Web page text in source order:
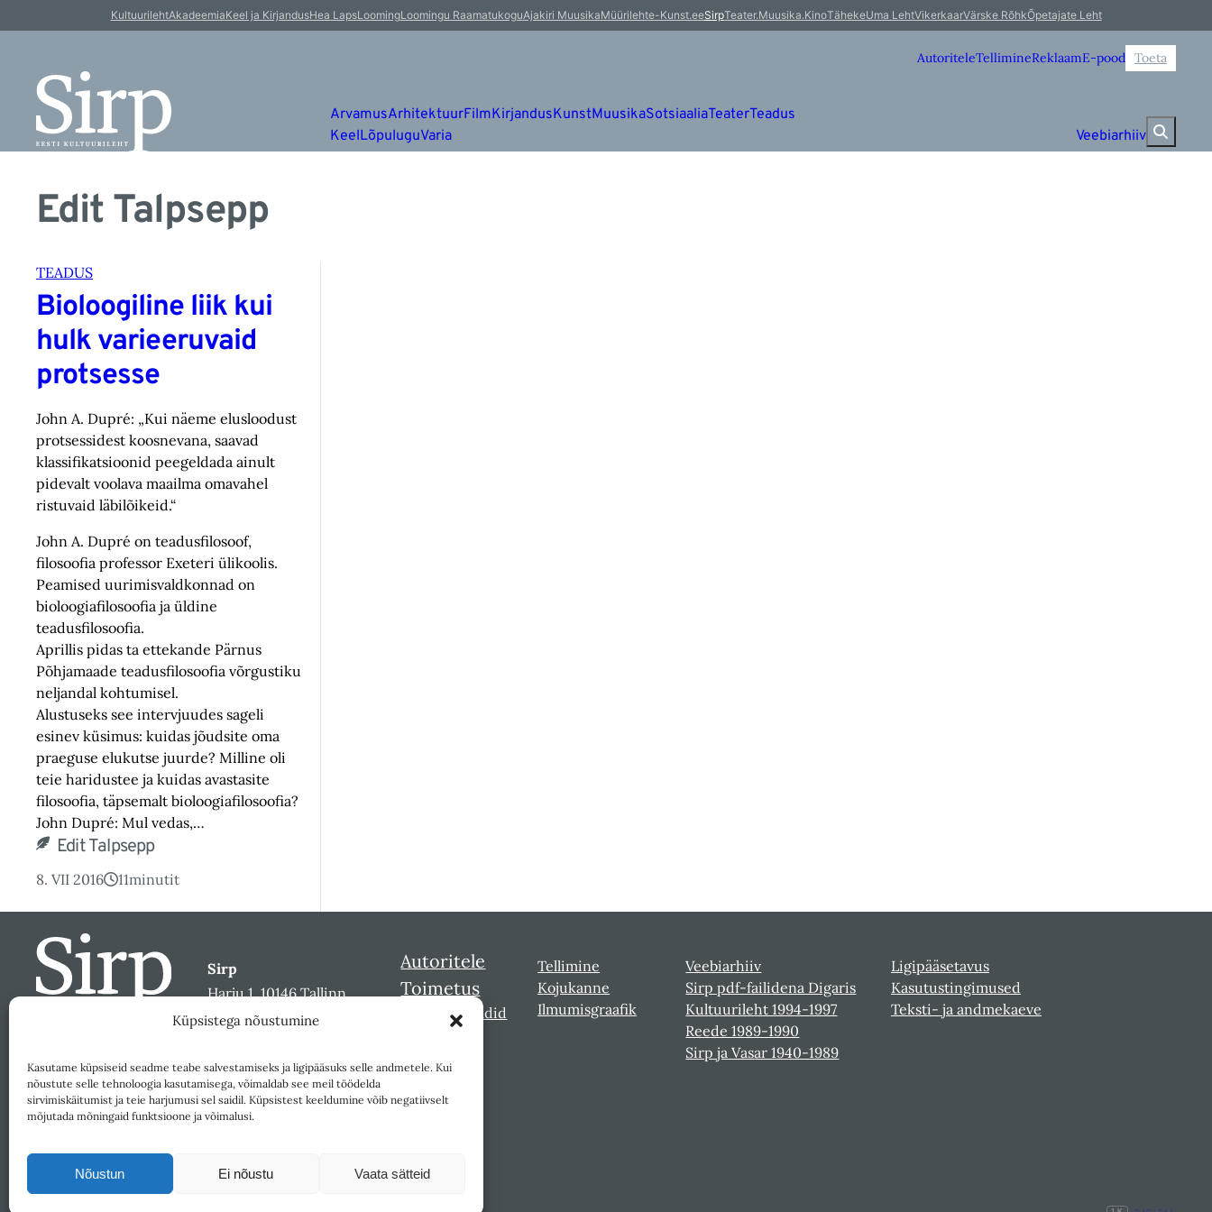
Küpsistega nõustumine
Kasutame küpsiseid seadme teabe salvestamiseks ja ligipääsuks selle andmetele. Kui
nõustute selle tehnoloogia kasutamisega, võimaldab see meil töödelda
sirvimiskäitumist ja teie harjumusi sel saidil. Küpsistest keeldumine võib negatiivselt
mõjutada mõningaid funktsioone ja võimalusi.
Nõustun Ei nõustu Vaata sätteid
KultuurilehtAkadeemiaKeel ja KirjandusHea LapsLoomingLoomingu RaamatukoguAjakiri MuusikaMüürilehte-Kunst.eeSirpTeater.Muusika.KinoTähekeUma LehtVikerkaarVärske RõhkÕpetajate Leht
AutoriteleTellimineReklaamE-pood Toeta
ArvamusArhitektuurFilmKirjandusKunstMuusikaSotsiaaliaTeaterTeadus
KeelLõpuluguVaria Veebiarhiiv
Edit Talpsepp
TEADUS
Bioloogiline liik kui
hulk varieeruvaid
protsesse
John A. Dupré: „Kui näeme elusloodust
protsessidest koosnevana, saavad
klassifikatsioonid peegeldada ainult
pidevalt voolava maailma omavahel
ristuvaid läbilõikeid.“
John A. Dupré on teadusfilosoof,
filosoofia professor Exeteri ülikoolis.
Peamised uurimisvaldkonnad on
bioloogiafilosoofia ja üldine
teadusfilosoofia.
Aprillis pidas ta ettekande Pärnus
Põhjamaade teadusfilosoofia võrgustiku
neljandal kohtumisel.
Alustuseks see intervjuudes sageli
esinev küsimus: kuidas jõudsite oma
praeguse elukutse juurde? Milline oli
teie haridustee ja kuidas avastasite
filosoofia, täpsemalt bioloogiafilosoofia?
John Dupré: Mul vedas,…
Edit Talpsepp
8. VII 2016 11minutit
Sirp
Harju 1, 10146 Tallinn
sirp@sirp.ee
Toeta
Autoritele
Toimetus
Sirbi laureaadid
Tellimine
Kojukanne
Ilmumisgraafik
Veebiarhiiv
Sirp pdf-failidena Digaris
Kultuurileht 1994-1997
Reede 1989-1990
Sirp ja Vasar 1940-1989
Ligipääsetavus
Kasutustingimused
Teksti- ja andmekaeve
Väljaandja SA Kultuurileht